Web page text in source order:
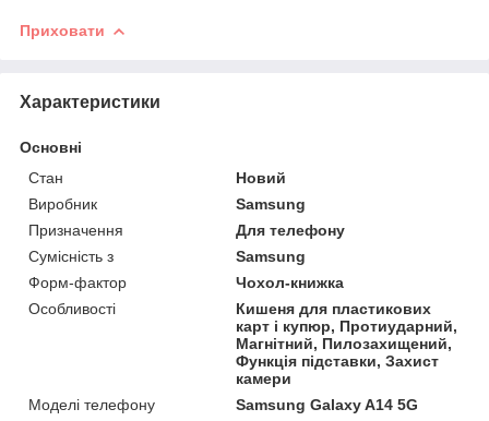
Приховати
Характеристики
Основні
Стан
Новий
Виробник
Samsung
Призначення
Для телефону
Сумісність з
Samsung
Форм-фактор
Чохол-книжка
Особливості
Кишеня для пластикових
карт і купюр, Протиударний,
Магнітний, Пилозахищений,
Функція підставки, Захист
камери
Моделі телефону
Samsung Galaxy A14 5G